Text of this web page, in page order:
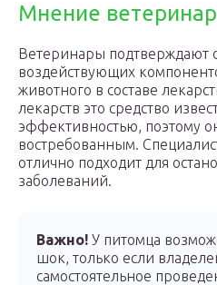
Мнение
Ветеринары подтверждают
воздействующих
животного в составе
лекарств это средство
эффективностью, поэтому
востребованным.
отлично подходит для
заболеваний.
Важно! У питомца
шок, только если
самостоятельное